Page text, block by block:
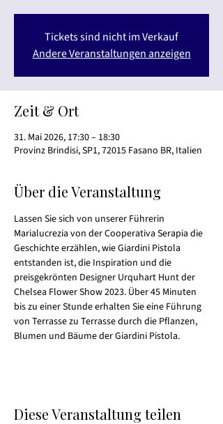
Tickets sind nicht im Verkauf
Andere Veranstaltungen anzeigen
Zeit & Ort
31. Mai 2026, 17:30 – 18:30
Provinz Brindisi, SP1, 72015 Fasano BR, Italien
Über die Veranstaltung
Lassen Sie sich von unserer Führerin
Marialucrezia von der Cooperativa Serapia die
Geschichte erzählen, wie Giardini Pistola
entstanden ist, die Inspiration und die
preisgekrönten Designer Urquhart Hunt der
Chelsea Flower Show 2023. Über 45 Minuten
bis zu einer Stunde erhalten Sie eine Führung
von Terrasse zu Terrasse durch die Pflanzen,
Blumen und Bäume der Giardini Pistola.
Diese Veranstaltung teilen